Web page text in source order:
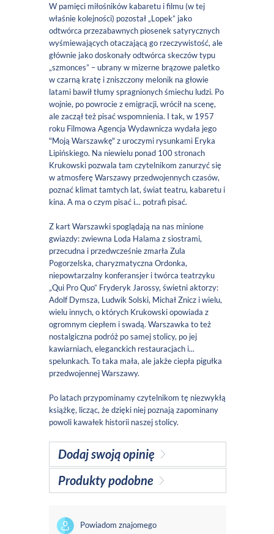
W pamięci miłośników kabaretu i filmu (w tej
właśnie kolejności) pozostał „Lopek” jako
odtwórca przezabawnych piosenek satyrycznych
wyśmiewających otaczającą go rzeczywistość, ale
głównie jako doskonały odtwórca skeczów typu
„szmonces” – ubrany w mizerne brązowe paletko
w czarną kratę i zniszczony melonik na głowie
latami bawił tłumy spragnionych śmiechu ludzi. Po
wojnie, po powrocie z emigracji, wrócił na scenę,
ale zaczął też pisać wspomnienia. I tak, w 1957
roku Filmowa Agencja Wydawnicza wydała jego
"Moją Warszawkę" z uroczymi rysunkami Eryka
Lipińskiego. Na niewielu ponad 100 stronach
Krukowski pozwala tam czytelnikom zanurzyć się
w atmosferę Warszawy przedwojennych czasów,
poznać klimat tamtych lat, świat teatru, kabaretu i
kina. A ma o czym pisać i... potrafi pisać.
Z kart Warszawki spoglądają na nas minione
gwiazdy: zwiewna Loda Halama z siostrami,
przecudna i przedwcześnie zmarła Zula
Pogorzelska, charyzmatyczna Ordonka,
niepowtarzalny konferansjer i twórca teatrzyku
„Qui Pro Quo” Fryderyk Jarossy, świetni aktorzy:
Adolf Dymsza, Ludwik Solski, Michał Znicz i wielu,
wielu innych, o których Krukowski opowiada z
ogromnym ciepłem i swadą. Warszawka to też
nostalgiczna podróż po samej stolicy, po jej
kawiarniach, eleganckich restauracjach i...
spelunkach. To taka mała, ale jakże ciepła pigułka
przedwojennej Warszawy.
Po latach przypominamy czytelnikom tę niezwykłą
książkę, licząc, że dzięki niej poznają zapominany
powoli kawałek historii naszej stolicy.
Dodaj swoją opinię
Produkty podobne
Powiadom znajomego